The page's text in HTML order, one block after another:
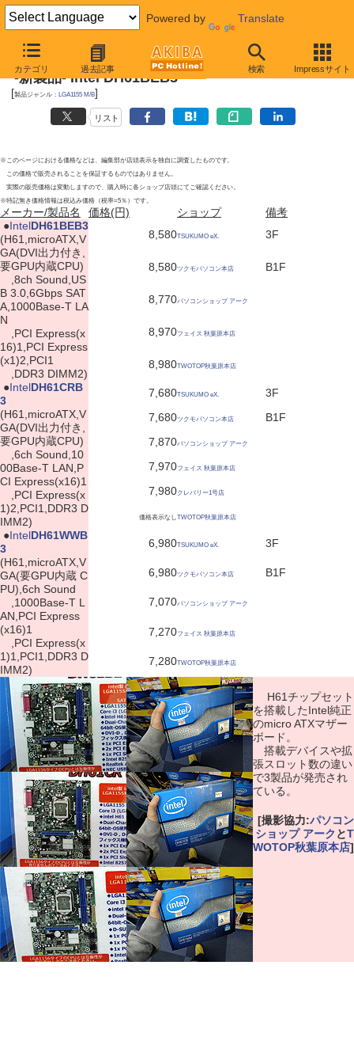
Powered by Translate
カテゴリ 過去記事 検索 Impressサイト
2011年4月16日
-新製品- Intel DH61BEB3
[製品ジャンル： LGA1155 M/B]
リスト
※このページにおける価格などは、編集部が店頭表示を独自に調査したものです。
この価格で販売されることを保証するものではありません。
実際の販売価格は変動しますので、購入時に各ショップ店頭にてご確認ください。
※特記無き価格情報は税込み価格（税率=5％）です。
メーカー/製品名 価格(円) ショップ
備考
●IntelDH61BEB3
(H61,microATX,V
GA(DVI出力付き,
要GPU内蔵CPU)
,8ch Sound,US
B 3.0,6Gbps SAT
A,1000Base-T LA
N
,PCI Express(x
16)1,PCI Express
(x1)2,PCI1
,DDR3 DIMM2)
8,580TSUKUMO eX. 3F
8,580ツクモパソコン本店 B1F
8,770パソコンショップ アーク
8,970フェイス 秋葉原本店
8,980TWOTOP秋葉原本店
●IntelDH61CRB
3
(H61,microATX,V
GA(DVI出力付き,
要GPU内蔵CPU)
,6ch Sound,10
00Base-T LAN,P
CI Express(x16)1
,PCI Express(x
1)2,PCI1,DDR3 D
IMM2)
7,680TSUKUMO eX.
3F
7,680ツクモパソコン本店
B1F
7,870パソコンショップ アーク
7,970フェイス 秋葉原本店
7,980クレバリー1号店
価格表示なしTWOTOP秋葉原本店
●IntelDH61WWB
3
(H61,microATX,V
GA(要GPU内蔵 C
PU),6ch Sound
,1000Base-T L
AN,PCI Express
(x16)1
,PCI Express(x
1)1,PCI1,DDR3 D
IMM2)
6,980TSUKUMO eX. 3F
6,980ツクモパソコン本店 B1F
7,070パソコンショップ アーク
7,270フェイス 秋葉原本店
7,280TWOTOP秋葉原本店
H61チップセット
を搭載したIntel純正
のmicro ATXマザー
ボード。
搭載デバイスや拡
張スロット数の違い
で3製品が発売され
ている。
[撮影協力:パソコン
ショップ アーク とT
WOTOP秋葉原本店]